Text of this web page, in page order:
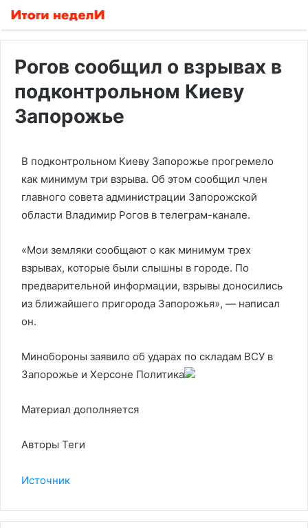
Рогов сообщил о взрывах в
подконтрольном Киеву
Запорожье
В подконтрольном Киеву Запорожье прогремело
как минимум три взрыва. Об этом сообщил член
главного совета администрации Запорожской
области Владимир Рогов в телеграм-канале.
«Мои земляки сообщают о как минимум трех
взрывах, которые были слышны в городе. По
предварительной информации, взрывы доносились
из ближайшего пригорода Запорожья», — написал
он.
Минобороны заявило об ударах по складам ВСУ в
Запорожье и Херсоне Политика
Материал дополняется
Авторы Теги
Источник